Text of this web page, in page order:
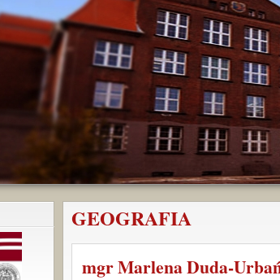
GEOGRAFIA
mgr Marlena Duda-